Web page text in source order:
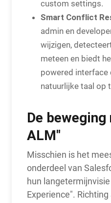
custom settings.
Smart Conflict
admin en
wijzigen,
meteen en biedt
powered
natuurlijke taal op
De
ALM"
Misschien is het
onderdeel van
hun
Experience".